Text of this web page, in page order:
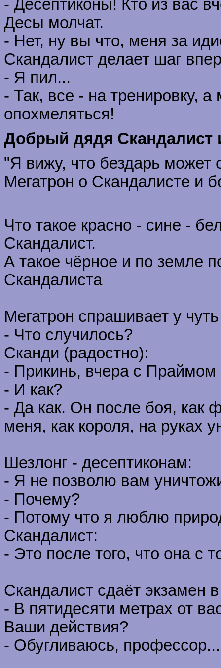
- Десептиконы! Кто из вас
Десы молчат.
- Нет, ну вы что, меня за
Скандалист делает шаг
- Я пил...
- Так, все - на тренировку,
опохмеляться!
Добрый дядя Скандалист
"Я вижу, что бездарь может
Мегатрон о Скандалисте и
Что такое красно - сине -
Скандалист.
А такое чёрное и по земле
Скандалиста
Мегатрон спрашивает у
- Что случилось?
Сканди (радостно):
- Прикинь, вчера с Праймом
- И как?
- Да как. Он после боя, как
меня, как короля, на руках
Шезлонг - десептиконам:
- Я не позволю вам
- Почему?
- Потому что я люблю
Скандалист:
- Это после того, что она с
Скандалист сдаёт экзамен
- В пятидесяти метрах от
Ваши действия?
- Обугливаюсь, профессор...